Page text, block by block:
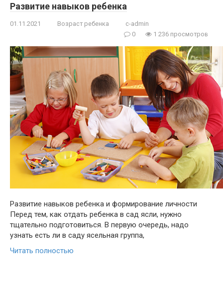
Развитие навыков ребенка
01.11.2021 Возраст ребенка
c-admin
0
1 236 просмотров
Развитие навыков ребенка и формирование личности
Перед тем, как отдать ребенка в сад ясли, нужно
тщательно подготовиться. В первую очередь, надо
узнать есть ли в саду ясельная группа,
Читать полностью